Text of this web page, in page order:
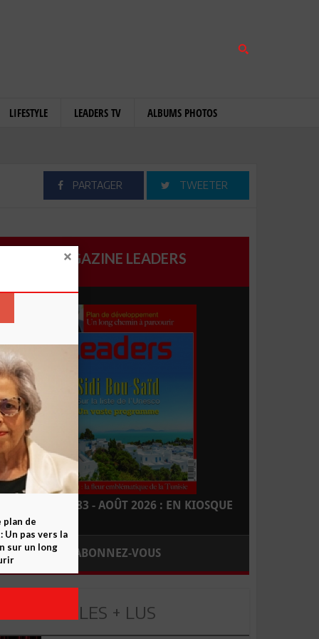
LIFESTYLE LEADERS TV ALBUMS PHOTOS
PARTAGER TWEETER
MAGAZINE LEADERS
LEADERS N° 183 - AOÛT 2026 : EN KIOSQUE
ABONNEZ-VOUS
LES + LUS
plan de
Un pas vers la
sur un long